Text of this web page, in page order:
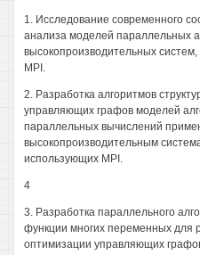
1. Исследование современного
анализа моделей параллельных
высокопроизводительных
MPI.
2. Разработка алгоритмов
управляющих графов моделей
параллельных вычислений
высокопроизводительным
использующих MPI.
4
3. Разработка параллельного
функции многих переменных для
оптимизации управляющих